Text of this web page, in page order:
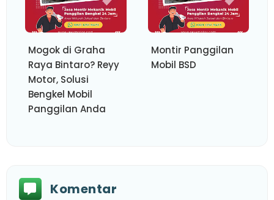
Mogok di Graha
Raya Bintaro? Reyy
Motor, Solusi
Bengkel Mobil
Panggilan Anda
Montir Panggilan
Mobil BSD
Komentar